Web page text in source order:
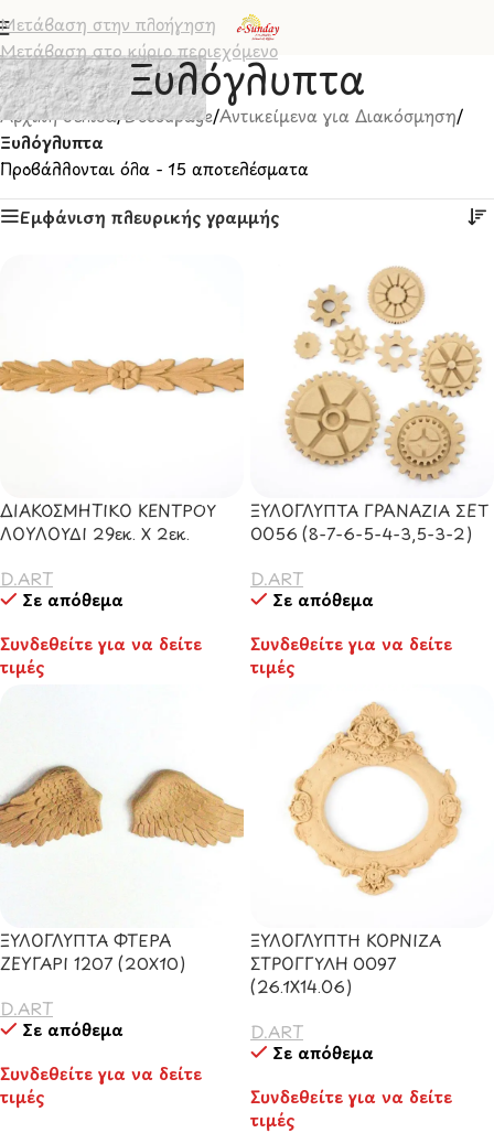
Μετάβαση στην πλοήγηση
Μετάβαση στο κύριο περιεχόμενο
Ξυλόγλυπτα
Αρχική σελίδα/Decoupage/Αντικείμενα για Διακόσμηση/
Ξυλόγλυπτα
Προβάλλονται όλα - 15 αποτελέσματα
Εμφάνιση πλευρικής γραμμής
ΔΙΑΚΟΣΜΗΤΙΚΟ ΚΕΝΤΡΟΥ
ΛΟΥΛΟΥΔΙ 29εκ. Χ 2εκ.
D.ART
Σε απόθεμα
Συνδεθείτε για να δείτε
τιμές
ΞΥΛΟΓΛΥΠΤΑ ΓΡΑΝΑΖΙΑ ΣΕΤ
0056 (8-7-6-5-4-3,5-3-2)
D.ART
Σε απόθεμα
Συνδεθείτε για να δείτε
τιμές
ΞΥΛΟΓΛΥΠΤΑ ΦΤΕΡΑ
ΖΕΥΓΑΡΙ 1207 (20Χ10)
D.ART
Σε απόθεμα
Συνδεθείτε για να δείτε
τιμές
ΞΥΛΟΓΛΥΠΤΗ ΚΟΡΝΙΖΑ
ΣΤΡΟΓΓΥΛΗ 0097
(26.1X14.06)
D.ART
Σε απόθεμα
Συνδεθείτε για να δείτε
τιμές